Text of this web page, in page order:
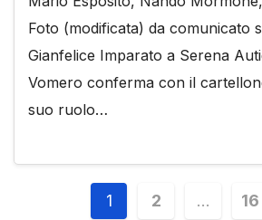
Foto (modificata) da comunicato
Gianfelice Imparato a Serena
Vomero conferma con il
suo ruolo…
Paginazione
1 2 … 16